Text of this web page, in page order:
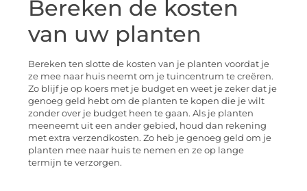
Bereken de kosten
van uw planten
Bereken ten slotte de kosten van je planten voordat je
ze mee naar huis neemt om je tuincentrum te creëren.
Zo blijf je op koers met je budget en weet je zeker dat je
genoeg geld hebt om de planten te kopen die je wilt
zonder over je budget heen te gaan. Als je planten
meeneemt uit een ander gebied, houd dan rekening
met extra verzendkosten. Zo heb je genoeg geld om je
planten mee naar huis te nemen en ze op lange
termijn te verzorgen.